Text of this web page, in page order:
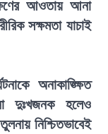
আওতায় আনা
সক্ষমতা যাচাই
অনাকাঙ্ক্ষিত
দুঃখজনক হলেও
নিশ্চিতভাবেই